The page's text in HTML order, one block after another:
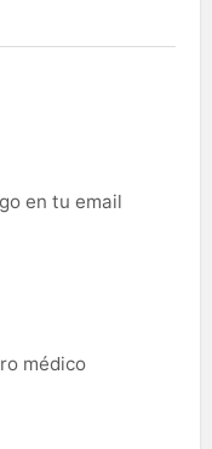
en tu email
médico